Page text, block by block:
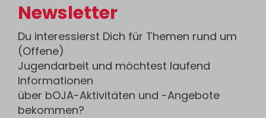
Newsletter
Du interessierst Dich für Themen rund um
(Offene)
Jugendarbeit und möchtest laufend
Informationen
über bOJA-Aktivitäten und -Angebote
bekommen?